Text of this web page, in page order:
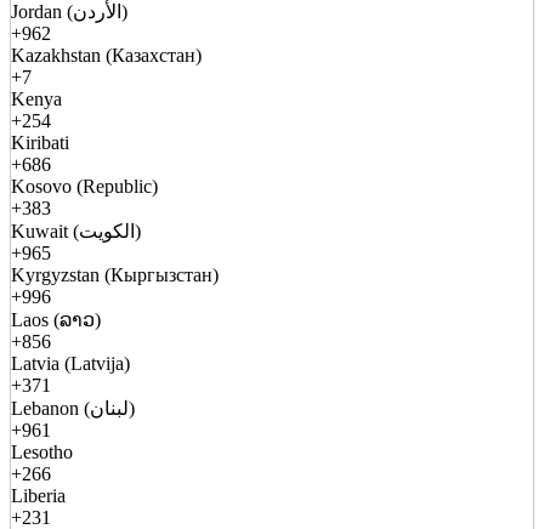
Jordan (الأردن)
+962
Kazakhstan (Казахстан)
+7
Kenya
+254
Kiribati
+686
Kosovo (Republic)
+383
Kuwait (الكويت)
+965
Kyrgyzstan (Кыргызстан)
+996
Laos (ລາວ)
+856
Latvia (Latvija)
+371
Lebanon (لبنان)
+961
Lesotho
+266
Liberia
+231